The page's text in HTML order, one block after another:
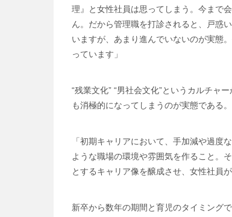
理』と女性社員は思ってしまう。今まで
ん。だから管理職を打診されると、戸惑
いますが、あまり進んでいないのが実態
っています」
“残業文化” “男社会文化”というカルチャ
も消極的になってしまうのが実態である
「初期キャリアにおいて、手加減や過
ような職場の環境や雰囲気を作ること。
とするキャリア像を醸成させ、女性社員
新卒から数年の期間と育児のタイミング